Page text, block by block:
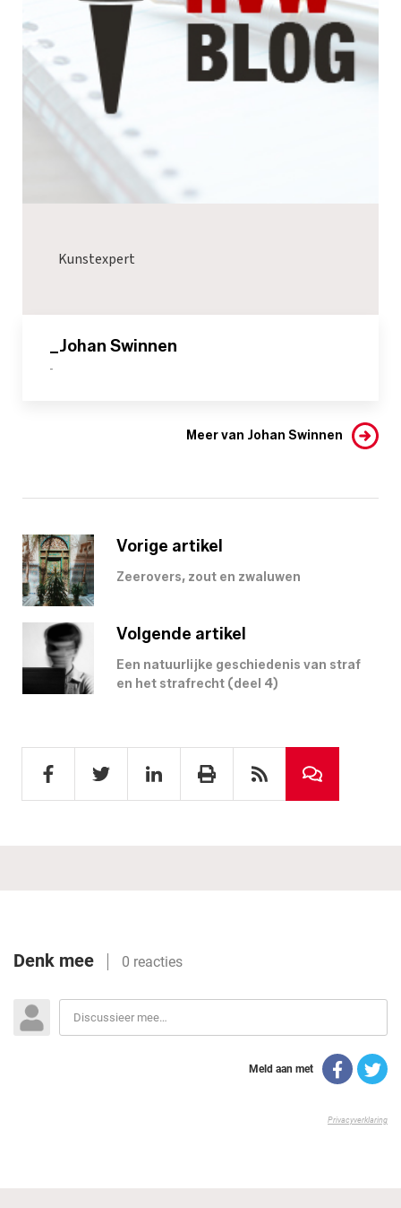
Kunstexpert
_Johan Swinnen
-
Meer van Johan Swinnen
Vorige artikel
Zeerovers, zout en zwaluwen
Volgende artikel
Een natuurlijke geschiedenis van straf
en het strafrecht (deel 4)